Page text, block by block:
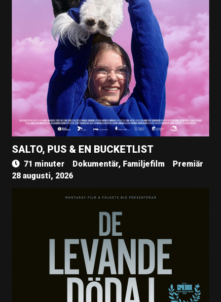
SALTO, PUS & EN BUCKETLIST
71 minuter Dokumentär, Familjefilm
Premiär
28 augusti, 2026